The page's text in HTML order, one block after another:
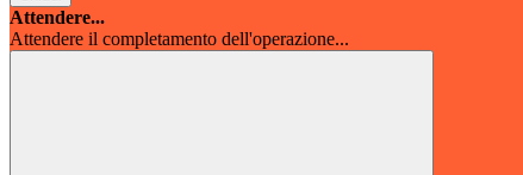
Attendere...
Attendere il completamento dell'operazione...